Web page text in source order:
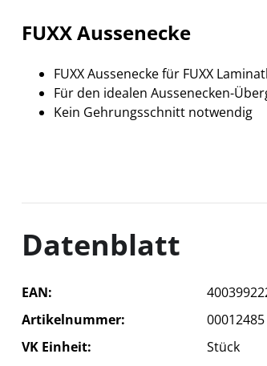
FUXX Aussenecke
FUXX Aussenecke für FUXX
Für den idealen Aussenecken-
Kein Gehrungsschnitt notwendig
Datenblatt
EAN
Artikelnummer
00012485
VK Einheit
Stück